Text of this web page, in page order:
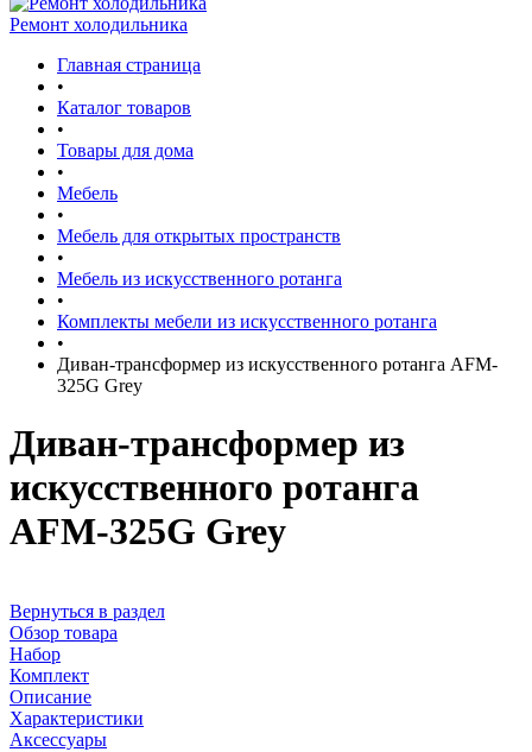
Ремонт холодильника
Главная страница
•
Каталог товаров
•
Товары для дома
•
Мебель
•
Мебель для открытых пространств
•
Мебель из искусственного ротанга
•
Комплекты мебели из искусственного ротанга
•
Диван-трансформер из искусственного ротанга AFM-
325G Grey
Диван-трансформер из
искусственного ротанга
AFM-325G Grey
Вернуться в раздел
Обзор товара
Набор
Комплект
Описание
Характеристики
Аксессуары